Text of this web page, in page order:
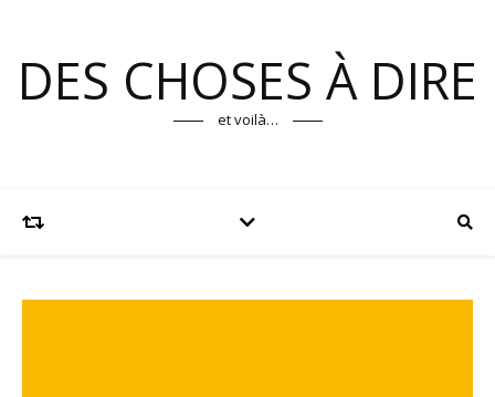
DES CHOSES À DIRE
et voilà…